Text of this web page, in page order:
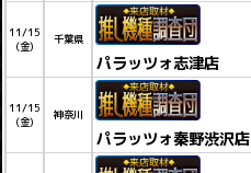
11/15
(金)
千葉県
パラッツォ志津店
11/15
(金)
神奈川
パラッツォ秦野渋沢店